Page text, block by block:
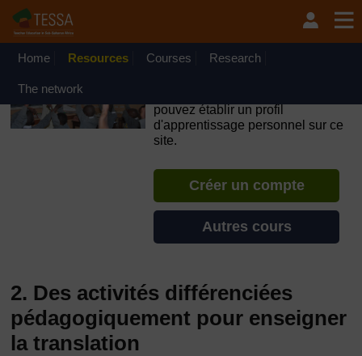
Passer au contenu principal
OpenLearn Create will be unavailable on Wednesday 12
August 2026 from 8am to 10.30am (GMT) due to routine
Home Resources Courses Research
The network
pouvez établir un profil
d'apprentissage personnel sur ce
site.
Créer un compte
Autres cours
2. Des activités différenciées
pédagogiquement pour enseigner
la translation